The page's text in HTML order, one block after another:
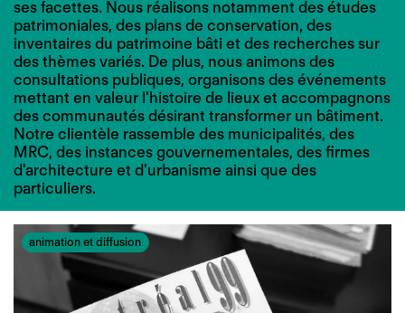
ses facettes. Nous réalisons notamment des études
patrimoniales, des plans de conservation, des
inventaires du patrimoine bâti et des recherches sur
des thèmes variés. De plus, nous animons des
consultations publiques, organisons des événements
mettant en valeur l’histoire de lieux et accompagnons
des communautés désirant transformer un bâtiment.
Notre clientèle rassemble des municipalités, des
MRC, des instances gouvernementales, des firmes
d'architecture et d’urbanisme ainsi que des
particuliers.
animation et diffusion